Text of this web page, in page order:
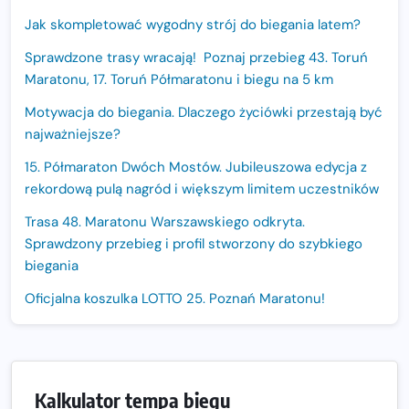
Jak skompletować wygodny strój do biegania latem?
Sprawdzone trasy wracają! Poznaj przebieg 43. Toruń
Maratonu, 17. Toruń Półmaratonu i biegu na 5 km
Motywacja do biegania. Dlaczego życiówki przestają być
najważniejsze?
15. Półmaraton Dwóch Mostów. Jubileuszowa edycja z
rekordową pulą nagród i większym limitem uczestników
Trasa 48. Maratonu Warszawskiego odkryta.
Sprawdzony przebieg i profil stworzony do szybkiego
biegania
Oficjalna koszulka LOTTO 25. Poznań Maratonu!
Kalkulator tempa biegu